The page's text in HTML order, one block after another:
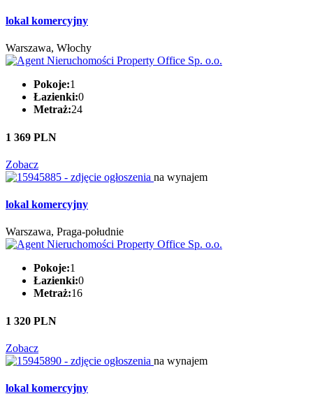
lokal komercyjny
Warszawa, Włochy
Pokoje:1
Łazienki:0
Metraż:24
1 369 PLN
Zobacz
na wynajem
lokal komercyjny
Warszawa, Praga-południe
Pokoje:1
Łazienki:0
Metraż:16
1 320 PLN
Zobacz
na wynajem
lokal komercyjny